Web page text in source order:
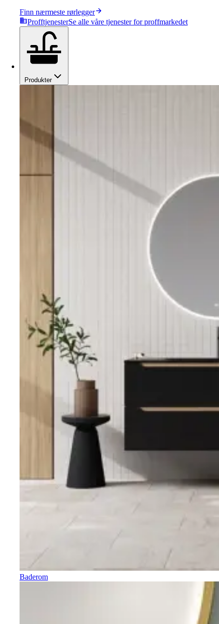
Finn nærmeste rørlegger
ProfftjenesterSe alle våre tjenester for proffmarkedet
Produkter
Baderom